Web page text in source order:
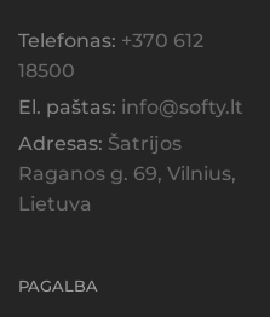
Telefonas: +370 612
18500
El. paštas: info@softy.lt
Adresas: Šatrijos
Raganos g. 69, Vilnius,
Lietuva
PAGALBA